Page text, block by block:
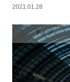
2021.01.28
ドイツ